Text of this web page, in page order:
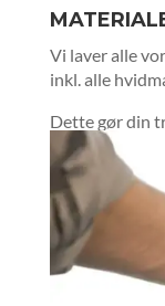
Vi laver alle
inkl. alle
Dette gør din
længere tid.